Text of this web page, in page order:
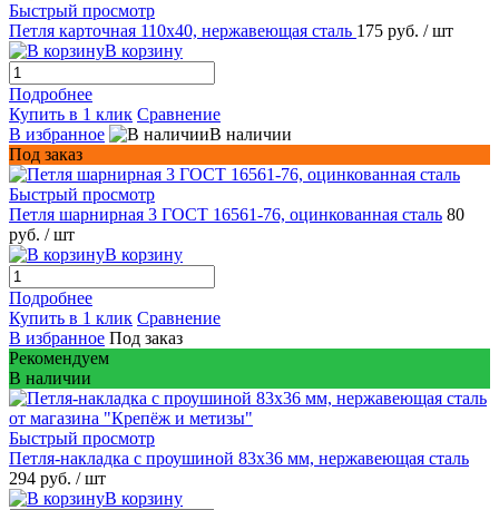
Быстрый просмотр
Петля карточная 110х40, нержавеющая сталь 175 руб. / шт
В корзину
Подробнее
Купить в 1 клик Сравнение
В избранное
В наличии
Под заказ
Быстрый просмотр
Петля шарнирная 3 ГОСТ 16561-76, оцинкованная сталь 80
руб. / шт
В корзину
Подробнее
Купить в 1 клик Сравнение
В избранное Под заказ
Рекомендуем
В наличии
Быстрый просмотр
Петля-накладка с проушиной 83x36 мм, нержавеющая сталь
294 руб. / шт
В корзину